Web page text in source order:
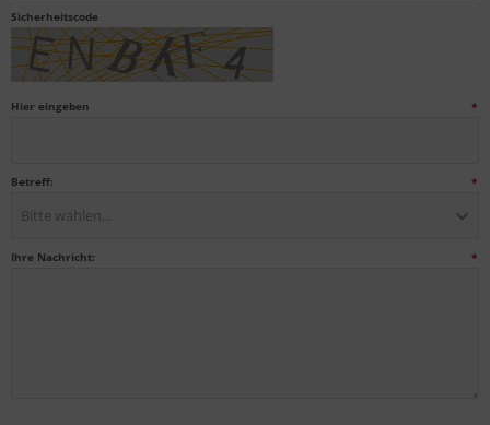
Sicherheitscode
Hier eingeben *
Betreff:
Bitte wählen...
*
Ihre Nachricht: *